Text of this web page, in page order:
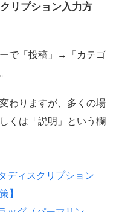
リプション入力方
で「投稿」→「カテゴ
わりますが、多くの場
くは「説明」という欄
ディスクリプション
】